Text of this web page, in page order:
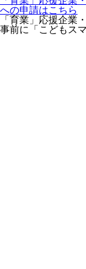
への申請はこちら
「育業」応援企業
事前に「こどもス